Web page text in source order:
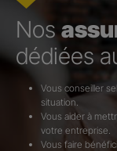
Nos
dédiées
Vous conseiller
situation.
Vous aider à
votre entreprise.
Vous faire